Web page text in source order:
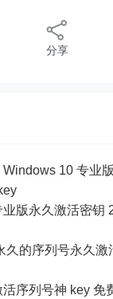
分享
Windows 10 专业
版永久激活密钥
久的序列号永久激
序列号神 key 免